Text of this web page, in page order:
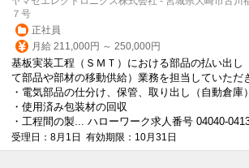
７号
正社員
月給 211,000円 ～ 250,000円
基板実装工程（ＳＭＴ）における部品の払い出し
て部品や部材の移動供給）業務を担当していただ
・電気部品の仕分け、保管、取り出し（自動倉庫）
・使用済み包装材の回収
・工程間の製... ハローワーク求人番号 04040-
受理日：8月1日 有効期限：10月31日